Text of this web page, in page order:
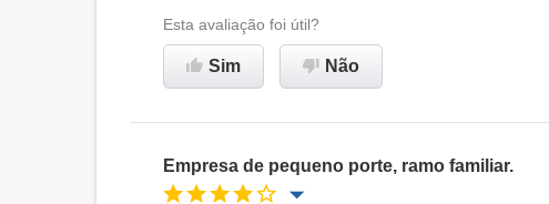
Ambiente de trabalho
Recomenda esta empresa
Esta avaliação foi útil?
Sim Não
Empresa de pequeno porte, ramo familiar.